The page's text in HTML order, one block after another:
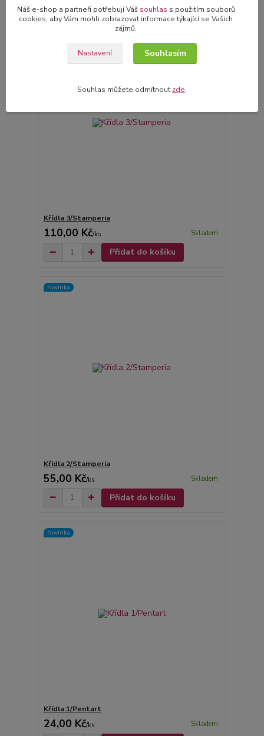
Přidat do košíku
Křídla 3/Stamperia
110,00 Kč/ks Skladem
Přidat do košíku
Novinka
Křídla 2/Stamperia
55,00 Kč/ks Skladem
Přidat do košíku
Novinka
Křídla 1/Pentart
24,00 Kč/ks Skladem
Náš e-shop a partneři potřebují Váš souhlas s použitím souborů
cookies, aby Vám mohli zobrazovat informace týkající se Vašich
zájmů.
Nastavení Souhlasím
Souhlas můžete odmítnout zde.